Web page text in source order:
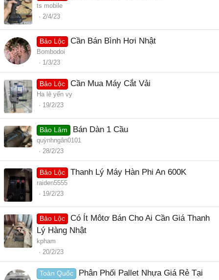
ts mobile
2/4/23
Bảo Lộc Cần Bán Bình Hơi Nhật
Bombodoi
1/3/23
Bảo Lộc Cần Mua Máy Cắt Vải
Ha lê yến vy
19/2/23
Bảo Lâm Bán Dàn 1 Cầu
quỳnhngân0101
28/2/23
Bảo Lộc Thanh Lý Máy Hàn Phi An 600K
raiden5555
19/2/23
Bảo Lộc
Có Ít Môtơ Bán Cho Ai Cần Giá Thanh
Lý Hàng Nhật
kpham
20/2/23
Toàn Quốc
Phân Phối Pallet Nhựa Giá Rẻ Tại